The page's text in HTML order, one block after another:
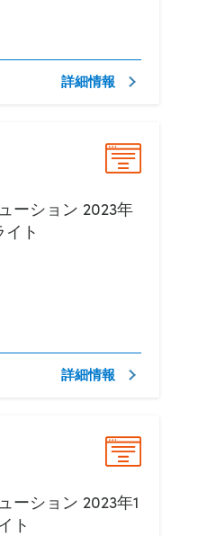
詳細情報
ーション 2023年
ト
詳細情報
ーション 2023年1
ト